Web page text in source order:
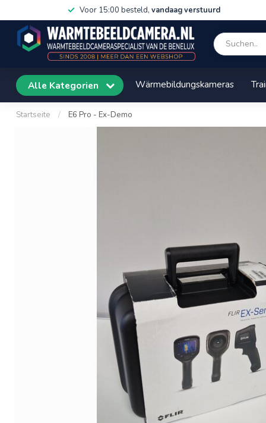
Voor 15:00 besteld, vandaag verstuurd
Alle Kategorien Wärmebildungskameras
Startseite / E6 Pro - Ex-Demo